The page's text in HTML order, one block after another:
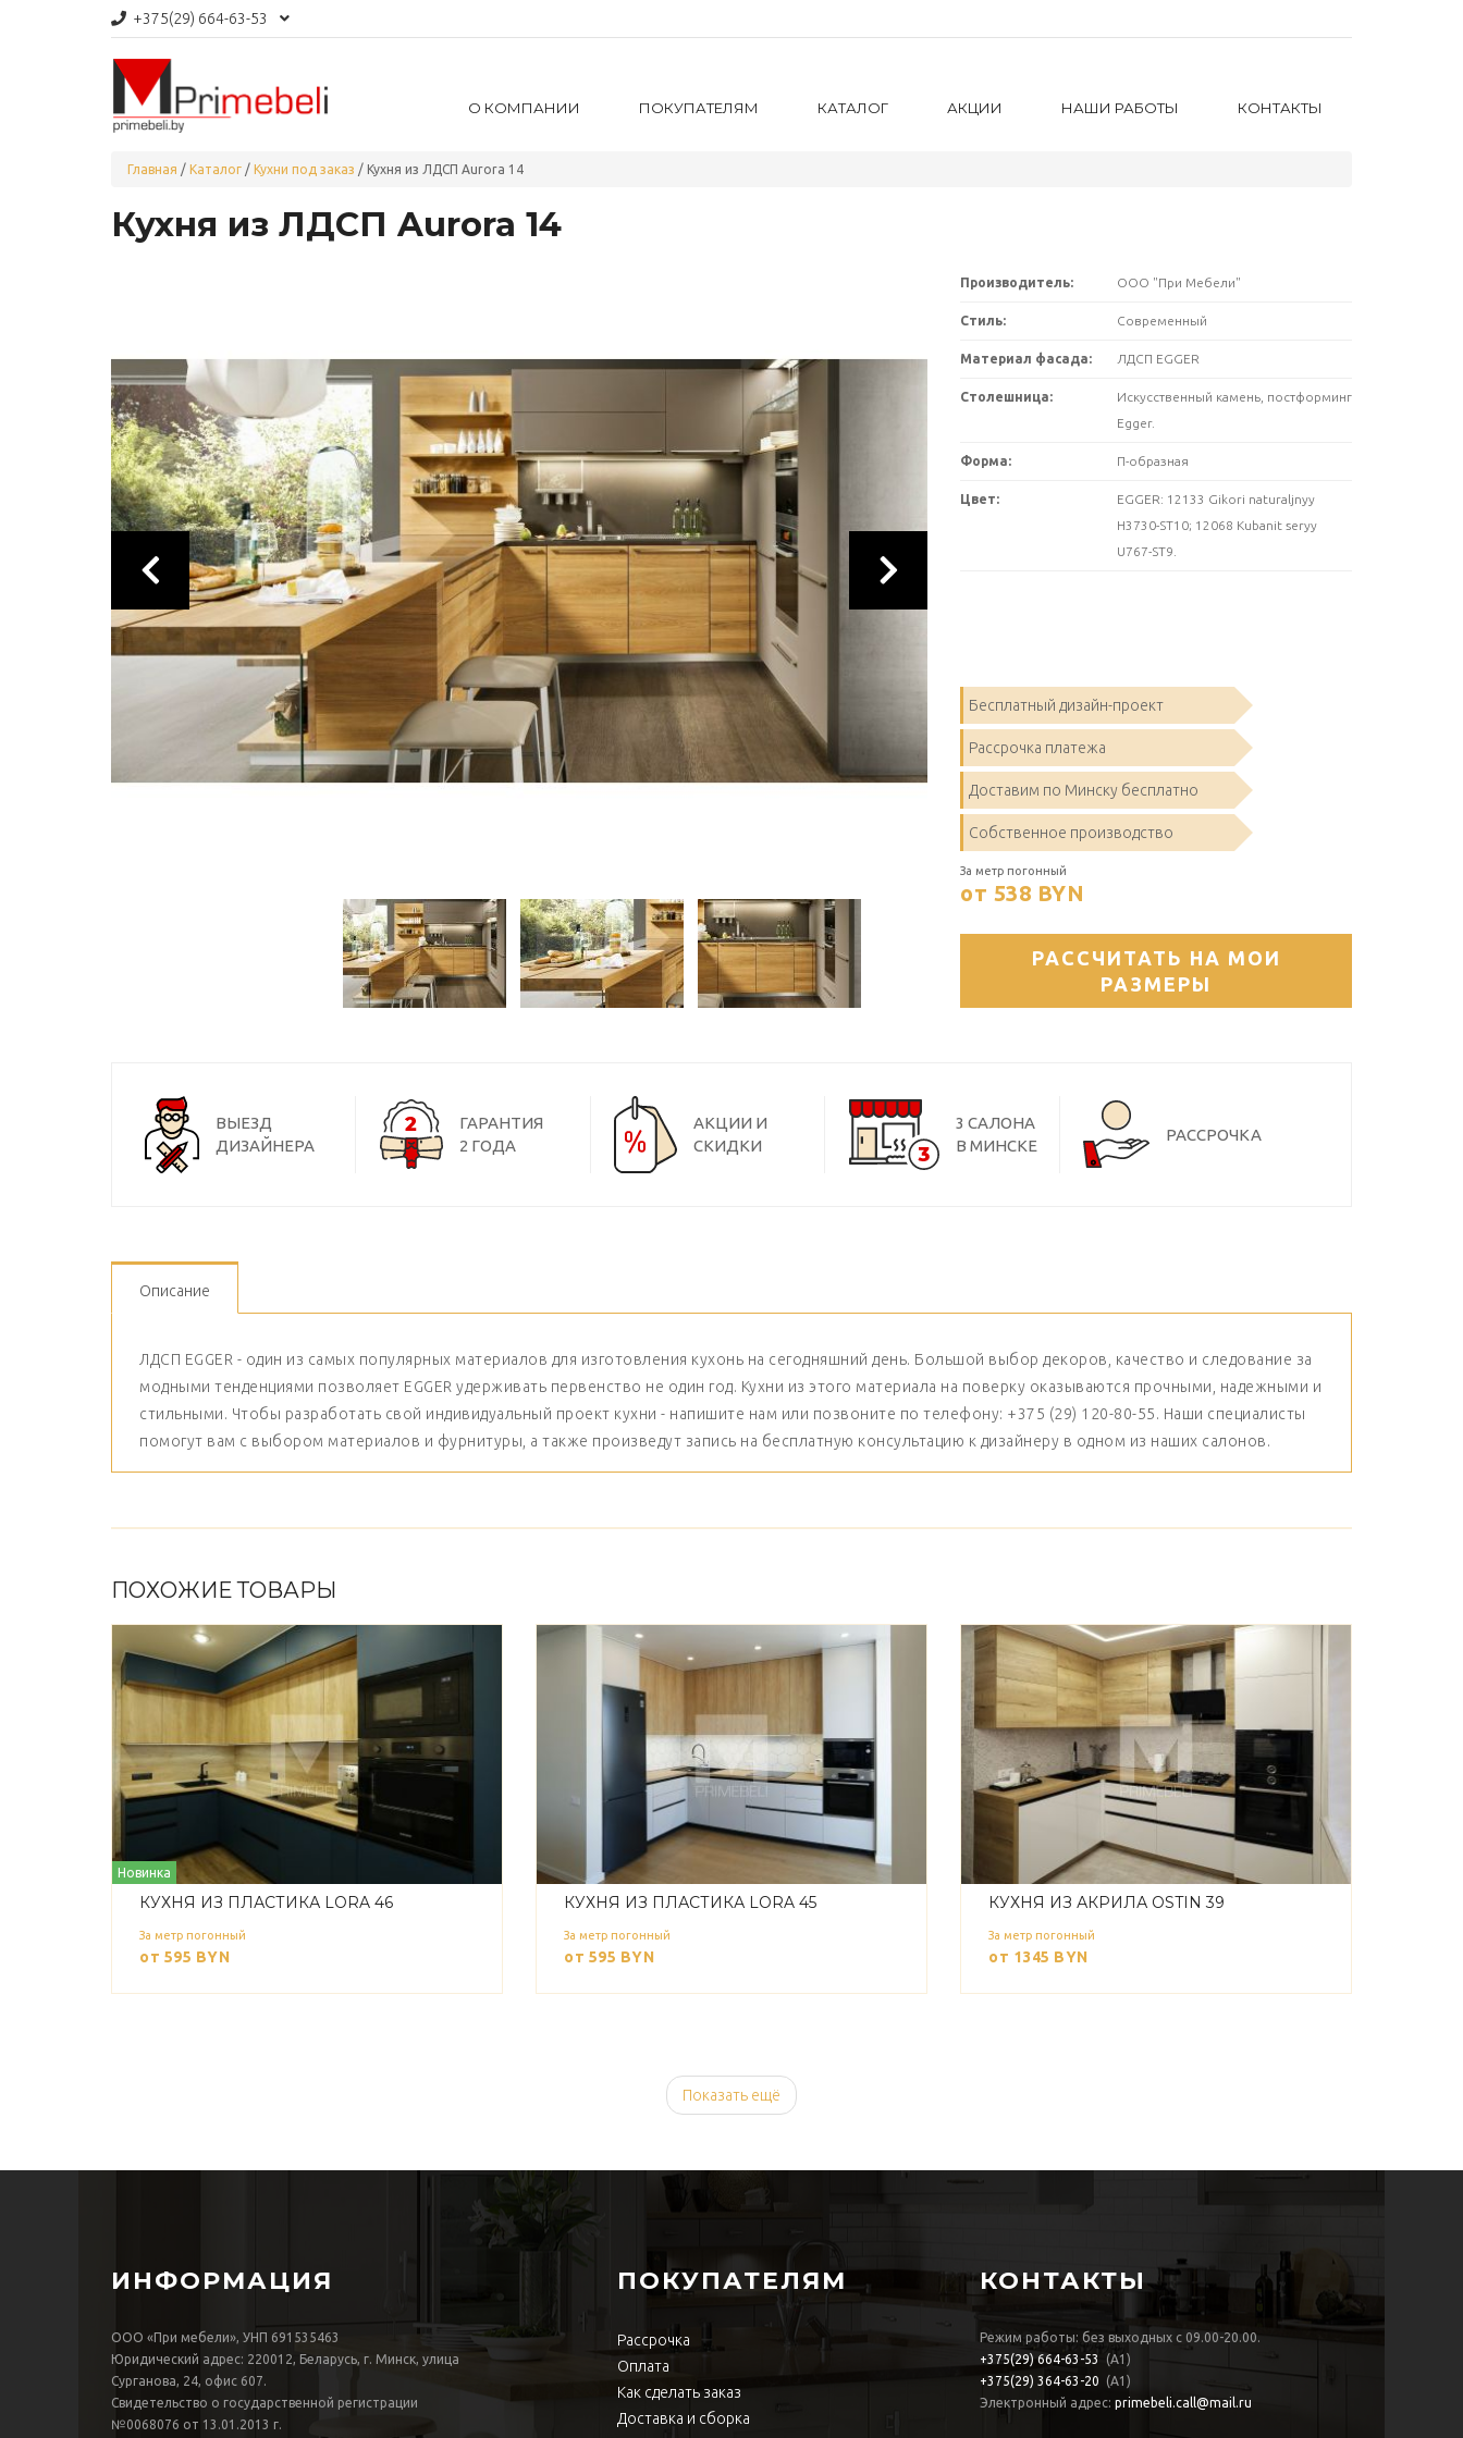
+375(29) 664-63-53
О КОМПАНИИ ПОКУПАТЕЛЯМ КАТАЛОГ АКЦИИ НАШИ РАБОТЫ КОНТАКТЫ
Главная / Каталог / Кухни под заказ / Кухня из ЛДСП Aurora 14
Кухня из ЛДСП Aurora 14
Производитель: ООО "При Мебели"
Стиль: Современный
Материал фасада: ЛДСП EGGER
Столешница:
Искусственный камень, постформинг
Egger.
Форма: П-образная
Цвет:
EGGER: 12133 Gikori naturaljnyy
H3730-ST10; 12068 Kubanit seryy
U767-ST9.
Бесплатный дизайн-проект
Рассрочка платежа
Доставим по Минску бесплатно
Собственное производство
За метр погонный
от 538 BYN
РАССЧИТАТЬ НА МОИ
РАЗМЕРЫ
ВЫЕЗД
ДИЗАЙНЕРА
ГАРАНТИЯ
2 ГОДА
АКЦИИ И
СКИДКИ
3 САЛОНА
В МИНСКЕ
РАССРОЧКА
Описание
ЛДСП EGGER - один из самых популярных материалов для изготовления кухонь на сегодняшний день. Большой выбор декоров, качество и следование за
модными тенденциями позволяет EGGER удерживать первенство не один год. Кухни из этого материала на поверку оказываются прочными, надежными и
стильными. Чтобы разработать свой индивидуальный проект кухни - напишите нам или позвоните по телефону: +375 (29) 120-80-55. Наши специалисты
помогут вам с выбором материалов и фурнитуры, а также произведут запись на бесплатную консультацию к дизайнеру в одном из наших салонов.
ПОХОЖИЕ ТОВАРЫ
Новинка
КУХНЯ ИЗ ПЛАСТИКА LORA 46
За метр погонный
от 595 BYN
КУХНЯ ИЗ ПЛАСТИКА LORA 45
За метр погонный
от 595 BYN
КУХНЯ ИЗ АКРИЛА OSTIN 39
За метр погонный
от 1345 BYN
Показать ещё
ИНФОРМАЦИЯ
ООО «При мебели», УНП 691535463
Юридический адрес: 220012, Беларусь, г. Минск, улица
Сурганова, 24, офис 607.
Свидетельство о государственной регистрации
№0068076 от 13.01.2013 г.
ПОКУПАТЕЛЯМ
Рассрочка
Оплата
Как сделать заказ
Доставка и сборка
КОНТАКТЫ
Режим работы: без выходных с 09.00-20.00.
+375(29)664-63-53
(А1)
+375(29) 364-63-20
(А1)
Электронный адрес: primebeli.call@mail.ru